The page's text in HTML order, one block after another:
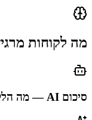
מה לקוחות
סיכום AI — מה הלקוחות מרגישים